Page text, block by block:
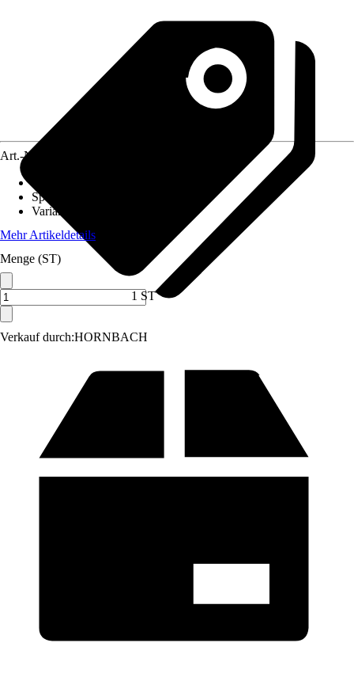
Verkauf durch:HORNBACH
Art.-Nr.
Spülrand
Variante
Mehr Artikeldetails
Menge (ST)
1 ST